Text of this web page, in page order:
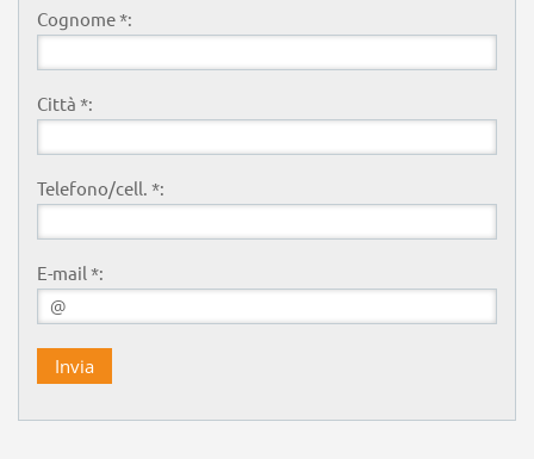
Cognome *:
Città *:
Telefono/cell. *:
E-mail *: